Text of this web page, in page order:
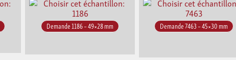
Demande 1186 – 49×28 mm Demande 7463 – 45×30 mm